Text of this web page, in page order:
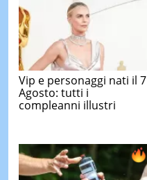
Vip e personaggi nati il 7
Agosto: tutti i
compleanni illustri